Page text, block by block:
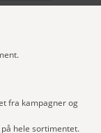
fra kampagner og
hele sortimentet.